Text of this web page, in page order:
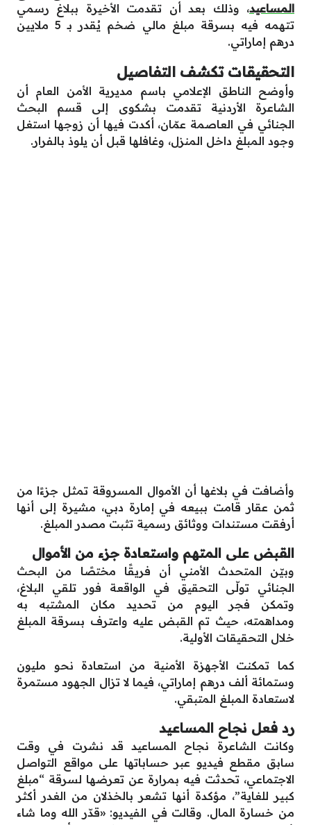
المساعيد، وذلك بعد أن تقدمت الأخيرة ببلاغ رسمي
تتهمه فيه بسرقة مبلغ مالي ضخم يُقدر بـ 5 ملايين
درهم إماراتي.
التحقيقات تكشف التفاصيل
وأوضح الناطق الإعلامي باسم مديرية الأمن العام أن
الشاعرة الأردنية تقدمت بشكوى إلى قسم البحث
الجنائي في العاصمة عمّان، أكدت فيها أن زوجها استغل
وجود المبلغ داخل المنزل، وغافلها قبل أن يلوذ بالفرار.
وأضافت في بلاغها أن الأموال المسروقة تمثل جزءًا من
ثمن عقار قامت ببيعه في إمارة دبي، مشيرة إلى أنها
أرفقت مستندات ووثائق رسمية تثبت مصدر المبلغ.
القبض على المتهم واستعادة جزء من الأموال
وبيّن المتحدث الأمني أن فريقًا مختصًا من البحث
الجنائي تولّى التحقيق في الواقعة فور تلقي البلاغ،
وتمكن فجر اليوم من تحديد مكان المشتبه به
ومداهمته، حيث تم القبض عليه واعترف بسرقة المبلغ
خلال التحقيقات الأولية.
كما تمكنت الأجهزة الأمنية من استعادة نحو مليون
وستمائة ألف درهم إماراتي، فيما لا تزال الجهود مستمرة
لاستعادة المبلغ المتبقي.
رد فعل نجاح المساعيد
وكانت الشاعرة نجاح المساعيد قد نشرت في وقت
سابق مقطع فيديو عبر حساباتها على مواقع التواصل
الاجتماعي، تحدثت فيه بمرارة عن تعرضها لسرقة “مبلغ
كبير للغاية”، مؤكدة أنها تشعر بالخذلان من الغدر أكثر
من خسارة المال. وقالت في الفيديو: «قدّر الله وما شاء